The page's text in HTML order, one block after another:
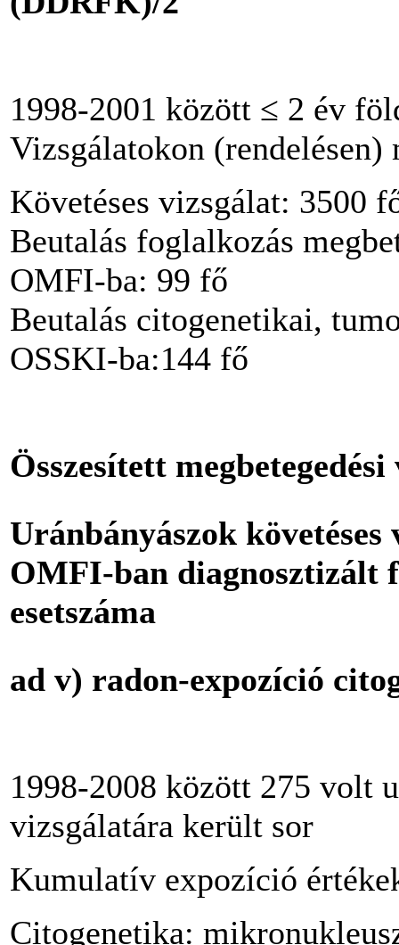
1998-2001 között ≤ 2 év
Vizsgálatokon
Követéses vizsgálat: 3500
Beutalás foglalkozás
OMFI-ba: 99 fő
Beutalás citogenetikai,
OSSKI-ba:144 fő
Összesített
Uránbányászok
OMFI-ban diagnosztizált
esetszáma
ad v) radon-expozíció
1998-2008 között 275 volt
vizsgálatára került sor
Kumulatív expozíció
Citogenetika: